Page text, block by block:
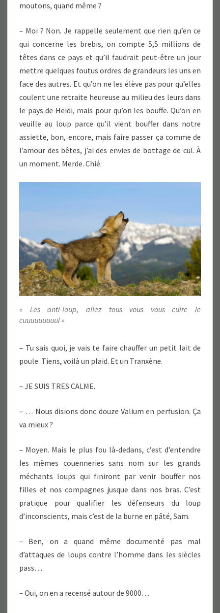
moutons, quand même ?
– Moi ? Non. Je rappelle seulement que rien qu’en ce
qui concerne les brebis, on compte 5,5 millions de
têtes dans ce pays et qu’il faudrait peut-être un jour
mettre quelques foutus ordres de grandeurs les uns en
face des autres. Et qu’on ne les élève pas pour qu’elles
coulent une retraite heureuse au milieu des leurs dans
le pays de Heidi, mais pour qu’on les bouffe. Qu’on en
veuille au loup parce qu’il vient bouffer dans notre
assiette, bon, encore, mais faire passer ça comme de
l’amour des bêtes, j’ai des envies de bottage de cul. À
un moment. Merde. Chié.
« Les anti-loup, allez tous vous vous cuire le
cuuuuuuuuul »
– Tu sais quoi, je vais te faire chauffer un petit lait de
poule. Tiens, voilà un plaid. Et un Tranxène.
– JE SUIS TRES CALME.
– … Nous disions donc douze Valium en perfusion. Ça
va mieux ?
– Moyen. Mais le plus fou là-dedans, c’est d’entendre
les mêmes couenneries sans nom sur les grands
méchants loups qui finiront par venir bouffer nos
filles et nos compagnes jusque dans nos bras. C’est
pratique pour qualifier les défenseurs du loup
d’inconscients, mais c’est de la burne en pâté, Sam.
– Ben, on a quand même documenté pas mal
d’attaques de loups contre l’homme dans les siècles
pass…
– Oui, on en a recensé autour de 9000…